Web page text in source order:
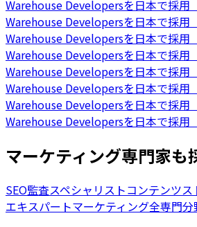
Warehouse Developersを日本で採用
Warehouse Developersを日本で採用
Warehouse Developersを日本で採用
Warehouse Developersを日本で採用
Warehouse Developersを日本で採用
Warehouse Developersを日本で採用
Warehouse Developersを日本で採用
Warehouse Developersを日本で採用
マーケティング専門家も
SEO監査スペシャリストコンテンツ
エキスパートマーケティング全専門分